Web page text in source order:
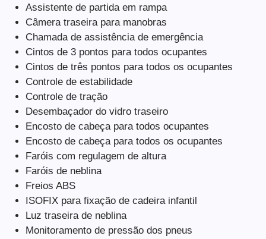
Assistente de partida em rampa
Câmera traseira para manobras
Chamada de assistência de emergência
Cintos de 3 pontos para todos ocupantes
Cintos de três pontos para todos os ocupantes
Controle de estabilidade
Controle de tração
Desembaçador do vidro traseiro
Encosto de cabeça para todos ocupantes
Encosto de cabeça para todos os ocupantes
Faróis com regulagem de altura
Faróis de neblina
Freios ABS
ISOFIX para fixação de cadeira infantil
Luz traseira de neblina
Monitoramento de pressão dos pneus